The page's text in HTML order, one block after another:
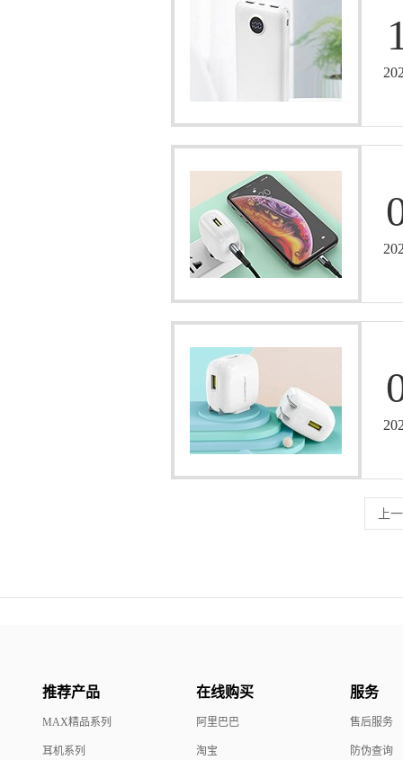
上
推荐产品
MAX精品系列
耳机系列
在线购买
阿里巴巴
淘宝
服务
售后服务
防伪查询